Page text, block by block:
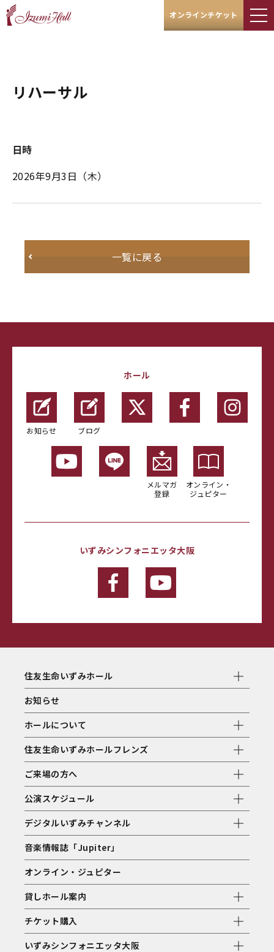
オンラインチケット
リハーサル
日時
2026年9月3日 （木）
一覧に戻る
ホール
お知らせ ブログ
メルマガ
登録
オンライン・
ジュピター
いずみシンフォニエッタ大阪
住友生命いずみホール
お知らせ
ホールについて
住友生命いずみホールフレンズ
ご来場の方へ
公演スケジュール
デジタルいずみチャンネル
音楽情報誌「Jupiter」
オンライン・ジュピター
貸しホール案内
チケット購入
いずみシンフォニエッタ大阪